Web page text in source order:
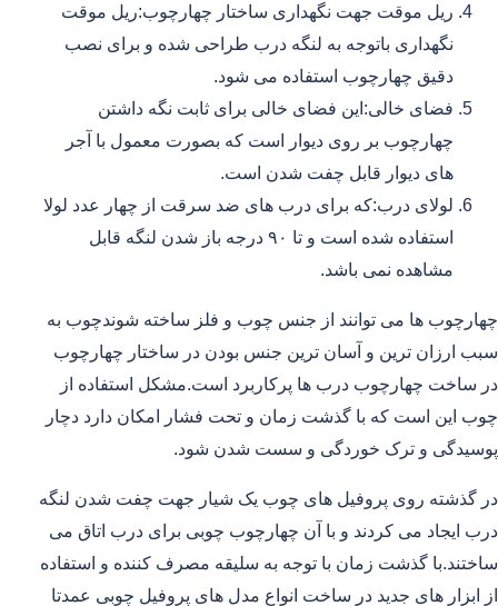
ریل موقت جهت نگهداری ساختار چهارچوب:ریل موقت
نگهداری باتوجه به لنگه درب طراحی شده و برای نصب
دقیق چهارچوب استفاده می شود.
فضای خالی:این فضای خالی برای ثابت نگه داشتن
چهارچوب بر روی دیوار است که بصورت معمول با آجر
های دیوار قابل چفت شدن است.
لولای درب:که برای درب های ضد سرقت از چهار عدد لولا
استفاده شده است و تا ۹۰ درجه باز شدن لنگه قابل
مشاهده نمی باشد.
چهارچوب ها می توانند از جنس چوب و فلز ساخته شوندچوب به
سبب ارزان ترین و آسان ترین جنس بودن در ساختار چهارچوب
در ساخت چهارچوب درب ها پرکاربرد است.مشکل استفاده از
چوب این است که با گذشت زمان و تحت فشار امکان دارد دچار
پوسیدگی و ترک خوردگی و سست شدن شود.
در گذشته روی پروفیل های چوب یک شیار جهت چفت شدن لنگه
درب ایجاد می کردند و با آن چهارچوب چوبی برای درب اتاق می
ساختند.با گذشت زمان با توجه به سلیقه مصرف کننده و استفاده
از ابزار های جدید در ساخت انواع مدل های پروفیل چوبی عمدتا